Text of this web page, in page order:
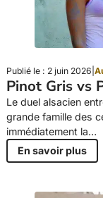
Publié le : 2 juin 2026
Pinot Gris vs
Le duel alsacien
grande famille des
immédiatement la…
En savoir plus